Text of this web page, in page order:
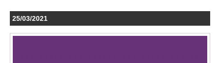
25/03/2021